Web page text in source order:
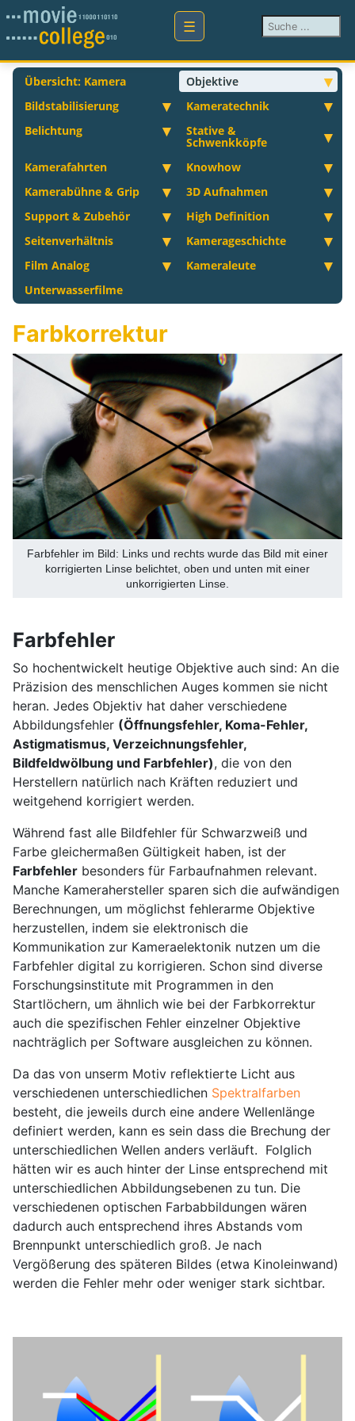
Suchen ...
Übersicht: Kamera
Objektive
Bildstabilisierung
Kameratechnik
Belichtung
Stative &
Schwenkköpfe
Kamerafahrten
Knowhow
Kamerabühne & Grip
3D Aufnahmen
Support & Zubehör
High Definition
Seitenverhältnis
Kamerageschichte
Film Analog
Kameraleute
Unterwasserfilme
Farbkorrektur
Farbfehler im Bild: Links und rechts wurde das Bild mit einer
korrigierten Linse belichtet, oben und unten mit einer
unkorrigierten Linse.
Farbfehler
So hochentwickelt heutige Objektive auch sind: An die
Präzision des menschlichen Auges kommen sie nicht
heran. Jedes Objektiv hat daher verschiedene
Abbildungsfehler (Öffnungsfehler, Koma-Fehler,
Astigmatismus, Verzeichnungsfehler,
Bildfeldwölbung und Farbfehler), die von den
Herstellern natürlich nach Kräften reduziert und
weitgehend korrigiert werden.
Während fast alle Bildfehler für Schwarzweiß und
Farbe gleichermaßen Gültigkeit haben, ist der
Farbfehler besonders für Farbaufnahmen relevant.
Manche Kamerahersteller sparen sich die aufwändigen
Berechnungen, um möglichst fehlerarme Objektive
herzustellen, indem sie elektronisch die
Kommunikation zur Kameraelektonik nutzen um die
Farbfehler digital zu korrigieren. Schon sind diverse
Forschungsinstitute mit Programmen in den
Startlöchern, um ähnlich wie bei der Farbkorrektur
auch die spezifischen Fehler einzelner Objektive
nachträglich per Software ausgleichen zu können.
Da das von unserm Motiv reflektierte Licht aus
verschiedenen unterschiedlichen Spektralfarben
besteht, die jeweils durch eine andere Wellenlänge
definiert werden, kann es sein dass die Brechung der
unterschiedlichen Wellen anders verläuft. Folglich
hätten wir es auch hinter der Linse entsprechend mit
unterschiedlichen Abbildungsebenen zu tun. Die
verschiedenen optischen Farbabbildungen wären
dadurch auch entsprechend ihres Abstands vom
Brennpunkt unterschiedlich groß. Je nach
Vergößerung des späteren Bildes (etwa Kinoleinwand)
werden die Fehler mehr oder weniger stark sichtbar.